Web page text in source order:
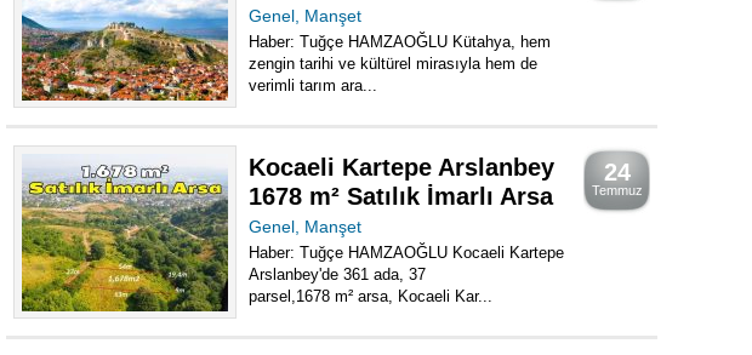
Genel Manşet
Haber: Tuğçe HAMZAOĞLU Kütahya, hem
zengin tarihi ve kültürel mirasıyla hem de
verimli tarım ara...
24
Temmuz
Kocaeli Kartepe Arslanbey
1678 m² Satılık İmarlı Arsa
Genel Manşet
Haber: Tuğçe HAMZAOĞLU Kocaeli Kartepe
Arslanbey'de 361 ada, 37
parsel,1678 m² arsa, Kocaeli Kar...